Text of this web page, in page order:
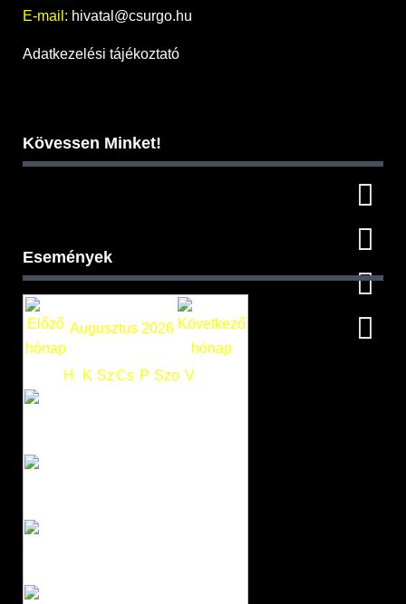
E-mail: hivatal@csurgo.hu
Adatkezelési tájékoztató
Kövessen Minket!
Események
Augusztus 2026
H K SzCs P Szo V